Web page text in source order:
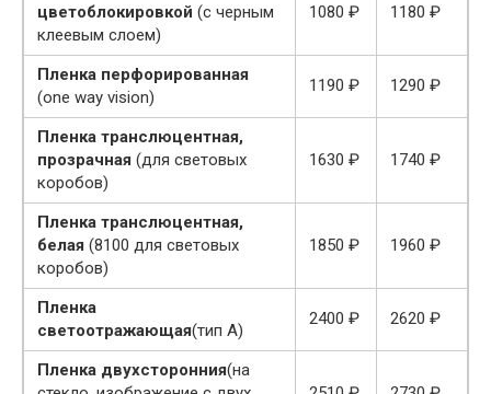
цветоблокировкой (с черным
клеевым слоем)
1080 ₽ 1180 ₽
Пленка перфорированная
(one way vision)
1190 ₽ 1290 ₽
Пленка транслюцентная,
прозрачная (для световых
коробов)
1630 ₽ 1740 ₽
Пленка транслюцентная,
белая (8100 для световых
коробов)
1850 ₽ 1960 ₽
Пленка
светоотражающая(тип А)
2400 ₽ 2620 ₽
Пленка двухсторонния(на